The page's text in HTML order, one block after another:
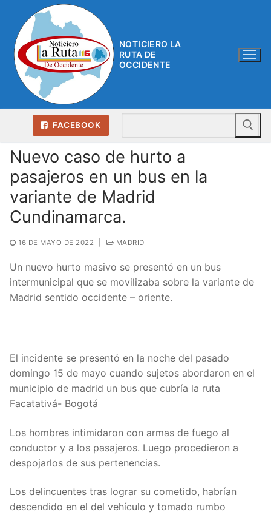
contenido
NOTICIERO LA
RUTA DE
OCCIDENTE
FACEBOOK
Nuevo caso de hurto a
pasajeros en un bus en la
variante de Madrid
Cundinamarca.
16 DE MAYO DE 2022 MADRID
Un nuevo hurto masivo se presentó en un bus
intermunicipal que se movilizaba sobre la variante de
Madrid sentido occidente – oriente.
El incidente se presentó en la noche del pasado
domingo 15 de mayo cuando sujetos abordaron en el
municipio de madrid un bus que cubría la ruta
Facatativá- Bogotá
Los hombres intimidaron con armas de fuego al
conductor y a los pasajeros. Luego procedieron a
despojarlos de sus pertenencias.
Los delincuentes tras lograr su cometido, habrían
descendido en el del vehículo y tomado rumbo